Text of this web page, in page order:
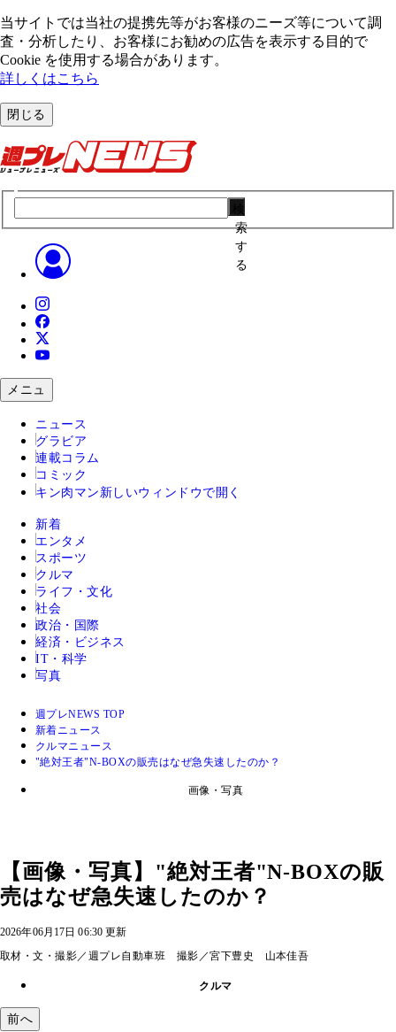
当サイトでは当社の提携先等がお客様のニーズ等について調
査・分析したり、お客様にお勧めの広告を表⽰する⽬的で
Cookie を使⽤する場合があります。
詳しくはこちら
閉じる
索
す
る
メニュ
ニュース
グラビア
連載コラム
コミック
キン肉マン 新しいウィンドウで開く
新着
エンタメ
スポーツ
クルマ
ライフ・文化
社会
政治・国際
経済・ビジネス
IT・科学
写真
週プレNEWS TOP
新着ニュース
クルマニュース
"絶対王者"N-BOXの販売はなぜ急失速したのか？
画像・写真
【画像・写真】"絶対王者"N-BOXの販
売はなぜ急失速したのか？
2026年06月17日 06:30 更新
取材・文・撮影／週プレ自動車班 撮影／宮下豊史 山本佳吾
クルマ
前へ